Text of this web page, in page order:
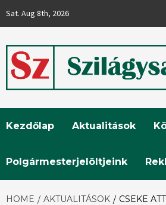
Sat. Aug 8th, 2026
Szó
Kezdőlap Aktualitások
Polgármesterjelöltjeink
HOME AKTUALITÁSOK CSEKE